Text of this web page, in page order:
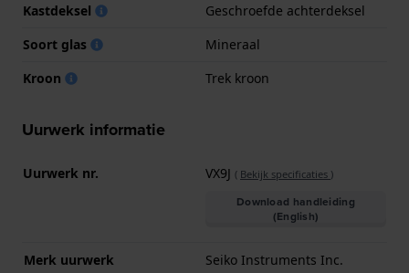
Kastdeksel
Geschroefde achterdeksel
Soort glas
Mineraal
Kroon
Trek kroon
Uurwerk informatie
Uurwerk nr. VX9J ( Bekijk specificaties )
Download handleiding
(English)
Merk uurwerk
Seiko Instruments Inc.